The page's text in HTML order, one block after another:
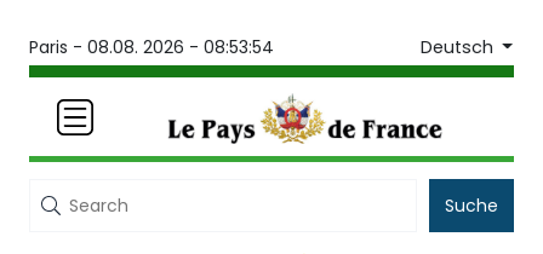
Paris - 08.08. 2026 - 08:53:54 Deutsch
Suche